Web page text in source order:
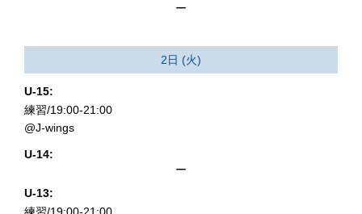
ー
2日 (火)
U-15:
練習/19:00-21:00
@J-wings
U-14:
ー
U-13: